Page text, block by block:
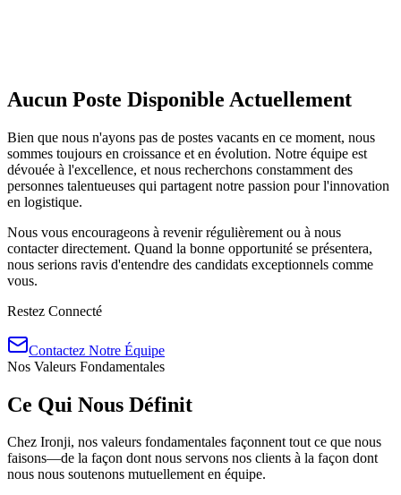
Aucun Poste Disponible Actuellement
Bien que nous n'ayons pas de postes vacants en ce moment, nous
sommes toujours en croissance et en évolution. Notre équipe est
dévouée à l'excellence, et nous recherchons constamment des
personnes talentueuses qui partagent notre passion pour l'innovation
en logistique.
Nous vous encourageons à revenir régulièrement ou à nous
contacter directement. Quand la bonne opportunité se présentera,
nous serions ravis d'entendre des candidats exceptionnels comme
vous.
Restez Connecté
Contactez Notre Équipe
Nos Valeurs Fondamentales
Ce Qui Nous Définit
Chez Ironji, nos valeurs fondamentales façonnent tout ce que nous
faisons—de la façon dont nous servons nos clients à la façon dont
nous nous soutenons mutuellement en équipe.